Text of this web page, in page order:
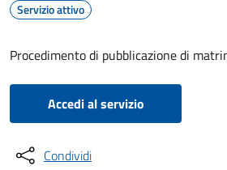
Servizio attivo
Procedimento di pubblicazione di
Accedi al servizio
Condividi